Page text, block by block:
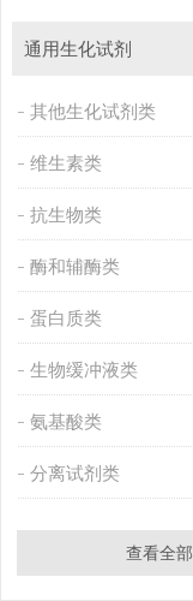
通用生化试剂
其他生化试剂类
维生素类
抗生物类
酶和辅酶类
蛋白质类
生物缓冲液类
氨基酸类
分离试剂类
查看全部